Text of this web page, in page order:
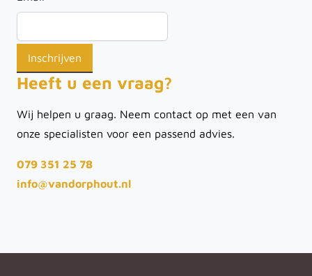
Heeft u een vraag?
Wij helpen u graag. Neem contact op met een van
onze specialisten voor een passend advies.
079 351 25 78
info@vandorphout.nl